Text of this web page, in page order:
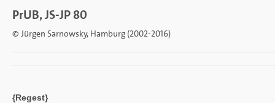
PrUB, JS-JP 80
© Jürgen Sarnowsky, Hamburg (2002-2016)
{Regest}